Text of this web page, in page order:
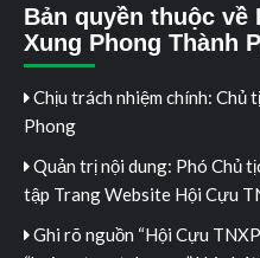
Bản quyền thuộc về
Xung Phong Thành
Chịu trách nhiệm chính: Chủ
Phong
Quản trị nội dung: Phó Chủ
tập Trang Website Hội Cựu
Ghi rõ nguồn “Hội Cựu